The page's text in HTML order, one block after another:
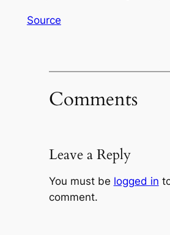
Source
Comments
Leave a Reply
You must be logged in
comment.